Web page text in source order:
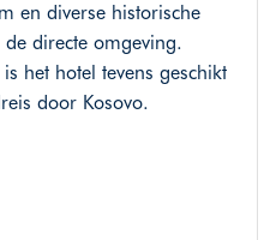
en diverse historische
directe omgeving.
het hotel tevens geschikt
door Kosovo.